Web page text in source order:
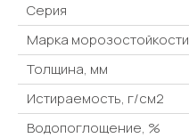
Серия
Марка морозостойкости
Толщина, мм
Истираемость, г/см2
Водопоглощение, %